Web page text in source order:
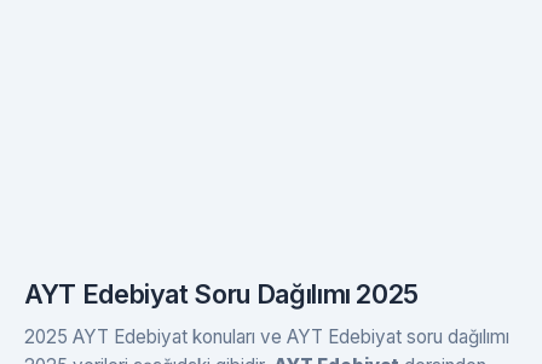
AYT Edebiyat Soru Dağılımı 2025
2025 AYT Edebiyat konuları ve AYT Edebiyat soru dağılımı